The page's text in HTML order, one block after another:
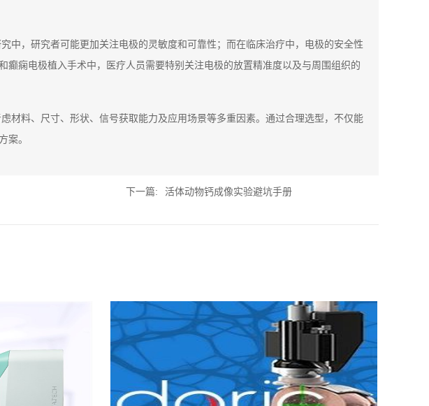
中，研究者可能更加关注电极的灵敏度和可靠性；而在临床治疗中，电极的安全性
癫痫电极植入手术中，医疗人员需要特别关注电极的放置精准度以及与周围组织的
材料、尺寸、形状、信号获取能力及应用场景等多重因素。通过合理选型，不仅能
案。
下一篇: 活体动物钙成像实验避坑手册